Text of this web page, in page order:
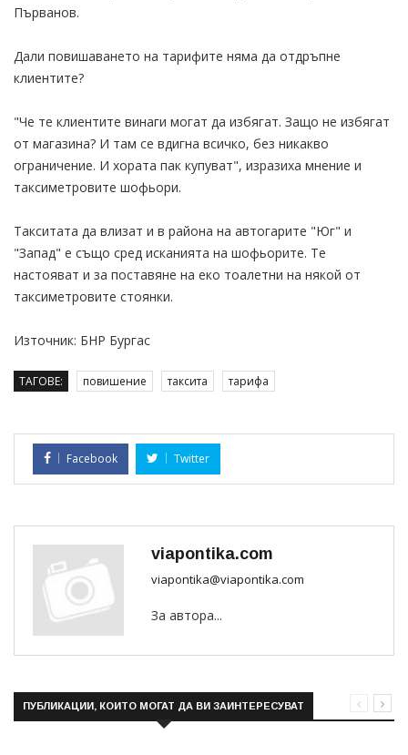
Първанов.
Дали повишаването на тарифите няма да отдръпне
клиентите?
"Че те клиентите винаги могат да избягат. Защо не избягат
от магазина? И там се вдигна всичко, без никакво
ограничение. И хората пак купуват", изразиха мнение и
таксиметровите шофьори.
Такситата да влизат и в района на автогарите "Юг" и
"Запад" е също сред исканията на шофьорите. Те
настояват и за поставяне на еко тоалетни на някой от
таксиметровите стоянки.
Източник: БНР Бургас
ТАГОВЕ: повишение таксита тарифа
Facebook Twitter
viapontika.com
viapontika@viapontika.com
За автора...
ПУБЛИКАЦИИ, КОИТО МОГАТ ДА ВИ ЗАИНТЕРЕСУВАТ